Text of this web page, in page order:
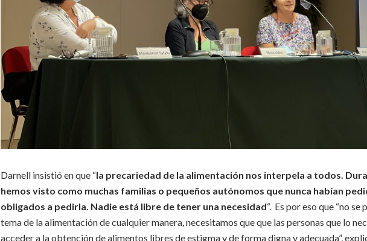
Darnell insistió en que “la precariedad de la alimentación nos interpela a todos.
hemos visto como muchas familias o pequeños autónomos que nunca habían
obligados a pedirla. Nadie está libre de tener una necesidad“. Es por eso que “no
tema de la alimentación de cualquier manera, necesitamos que que las personas que lo
acceder a la obtención de alimentos libres de estigma y de forma digna y adecuada”,